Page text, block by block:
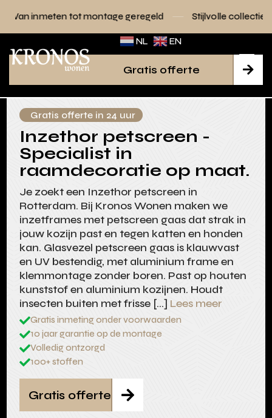
tot montage geregeld Stijlvolle collecties voor elk
NL EN

Gratis offerte
Gratis offerte in 24 uur
Inzethor petscreen -
Specialist in
raamdecoratie op maat.
Je zoekt een Inzethor petscreen in
Rotterdam. Bij Kronos Wonen maken we
inzetframes met petscreen gaas dat strak in
jouw kozijn past en tegen katten en honden
kan. Glasvezel petscreen gaas is klauwvast
en UV bestendig, met aluminium frame en
klemmontage zonder boren. Past op houten
kunststof en aluminium kozijnen. Houdt
insecten buiten met frisse […] Lees meer
Gratis inmeting onder voorwaarden
10 jaar garantie op de montage
Volledig ontzorgd
100+ stoffen

Gratis offerte